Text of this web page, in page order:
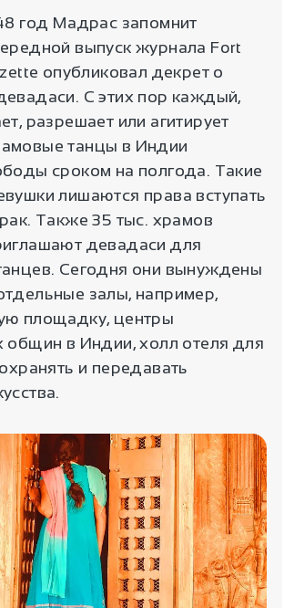
год Мадрас запомнит
выпуск журнала Fort
опубликовал декрет о
С этих пор каждый,
разрешает или агитирует
танцы в Индии
сроком на полгода. Такие
лишаются права вступать
Также 35 тыс. храмов
девадаси для
Сегодня они вынуждены
залы, например,
площадку, центры
общин в Индии, холл отеля для
и передавать